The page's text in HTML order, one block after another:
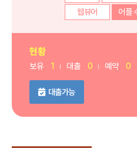
웹뷰어
어플
현황
보유 1 대출 0 예약 0
대출가능